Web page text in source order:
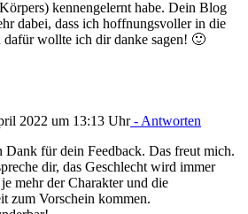
kennengelernt habe. Dein Blog
dabei, dass ich hoffnungsvoller in die
wollte ich dir danke sagen! 🙂
2022 um 13:13 Uhr- Antworten
Dank für dein Feedback. Das freut mich.
dir, das Geschlecht wird immer
mehr der Charakter und die
zum Vorschein kommen.